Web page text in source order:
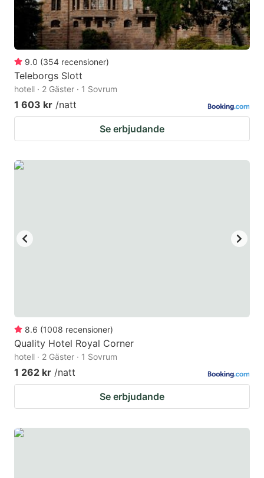
9.0 (354 recensioner)
Teleborgs Slott
hotell · 2 Gäster · 1 Sovrum
1 603 kr /natt
Se erbjudande
8.6 (1008 recensioner)
Quality Hotel Royal Corner
hotell · 2 Gäster · 1 Sovrum
1 262 kr /natt
Se erbjudande